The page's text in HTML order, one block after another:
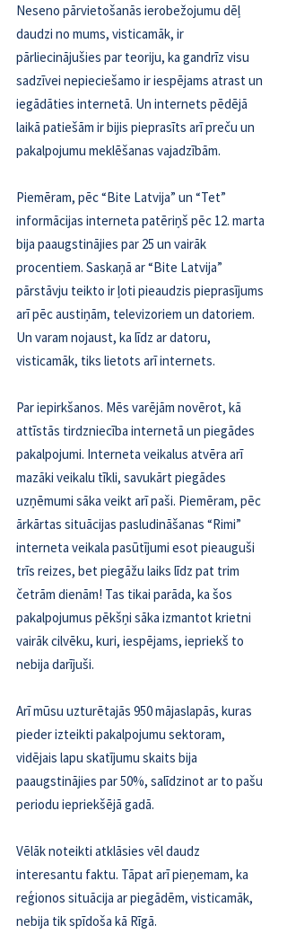
Neseno pārvietošanās ierobežojumu dēļ
daudzi no mums, visticamāk, ir
pārliecinājušies par teoriju, ka gandrīz visu
sadzīvei nepieciešamo ir iespējams atrast un
iegādāties internetā. Un internets pēdējā
laikā patiešām ir bijis pieprasīts arī preču un
pakalpojumu meklēšanas vajadzībām.
Piemēram, pēc “Bite Latvija” un “Tet”
informācijas interneta patēriņš pēc 12. marta
bija paaugstinājies par 25 un vairāk
procentiem. Saskaņā ar “Bite Latvija”
pārstāvju teikto ir ļoti pieaudzis pieprasījums
arī pēc austiņām, televizoriem un datoriem.
Un varam nojaust, ka līdz ar datoru,
visticamāk, tiks lietots arī internets.
Par iepirkšanos. Mēs varējām novērot, kā
attīstās tirdzniecība internetā un piegādes
pakalpojumi. Interneta veikalus atvēra arī
mazāki veikalu tīkli, savukārt piegādes
uzņēmumi sāka veikt arī paši. Piemēram, pēc
ārkārtas situācijas pasludināšanas “Rimi”
interneta veikala pasūtījumi esot pieauguši
trīs reizes, bet piegāžu laiks līdz pat trim
četrām dienām! Tas tikai parāda, ka šos
pakalpojumus pēkšņi sāka izmantot krietni
vairāk cilvēku, kuri, iespējams, iepriekš to
nebija darījuši.
Arī mūsu uzturētajās 950 mājaslapās, kuras
pieder izteikti pakalpojumu sektoram,
vidējais lapu skatījumu skaits bija
paaugstinājies par 50%, salīdzinot ar to pašu
periodu iepriekšējā gadā.
Vēlāk noteikti atklāsies vēl daudz
interesantu faktu. Tāpat arī pieņemam, ka
reģionos situācija ar piegādēm, visticamāk,
nebija tik spīdoša kā Rīgā.